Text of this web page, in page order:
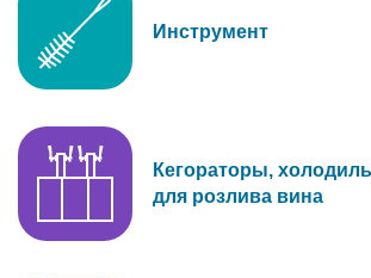
Инструмент
Кегораторы,
для розлива вина